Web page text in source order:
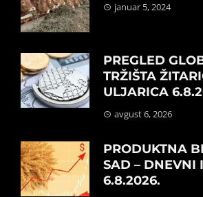
januar 5, 2024
PREGLED
TRŽIŠTA
ULJARICA
avgust 6, 2026
PRODUKTNA
SAD – DNEVNI
6.8.2026.